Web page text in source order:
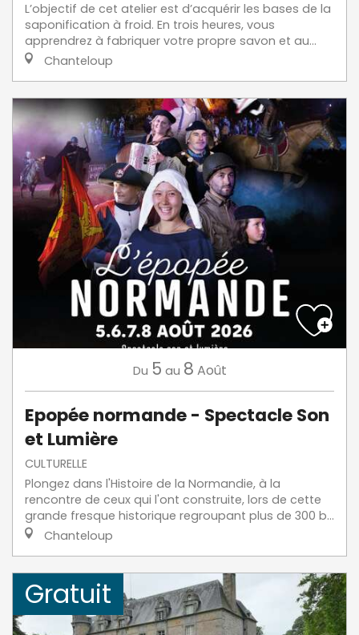
L’objectif de cet atelier est d’acquérir les bases de la
saponification à froid. En trois heures, vous
apprendrez à fabriquer votre propre savon et au...
Chanteloup
Du 5 au 8 Août
Epopée normande - Spectacle Son
et Lumière
CULTURELLE
Plongez dans l'Histoire de la Normandie, à la
rencontre de ceux qui l'ont construite, lors de cette
grande fresque historique regroupant plus de 300 b...
Chanteloup
Gratuit